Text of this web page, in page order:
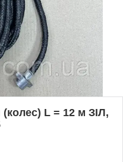
L = 12 м ЗІЛ,